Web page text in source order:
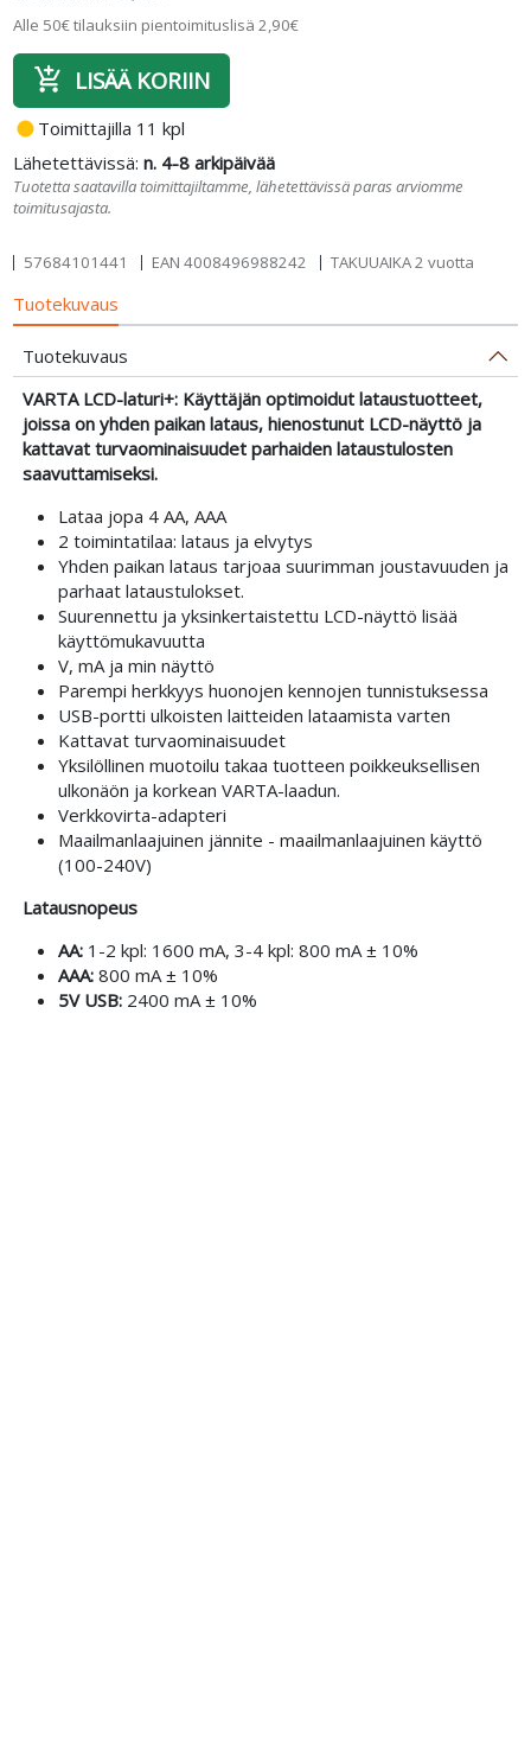
Alle 50€ tilauksiin pientoimituslisä 2,90€
add_shopping_cart LISÄÄ KORIIN
fiber_manual_record Toimittajilla 11 kpl
Lähetettävissä:n. 4-8 arkipäivää
Tuotetta saatavilla toimittajiltamme, lähetettävissä paras arviomme
toimitusajasta.
57684101441 EAN 4008496988242 TAKUUAIKA 2 vuotta
Tuotekuvaus
Tuotekuvaus
VARTA LCD-laturi+: Käyttäjän optimoidut lataustuotteet,
joissa on yhden paikan lataus, hienostunut LCD-näyttö ja
kattavat turvaominaisuudet parhaiden lataustulosten
saavuttamiseksi.
Lataa jopa 4 AA, AAA
2 toimintatilaa: lataus ja elvytys
Yhden paikan lataus tarjoaa suurimman joustavuuden ja
parhaat lataustulokset.
Suurennettu ja yksinkertaistettu LCD-näyttö lisää
käyttömukavuutta
V, mA ja min näyttö
Parempi herkkyys huonojen kennojen tunnistuksessa
USB-portti ulkoisten laitteiden lataamista varten
Kattavat turvaominaisuudet
Yksilöllinen muotoilu takaa tuotteen poikkeuksellisen
ulkonäön ja korkean VARTA-laadun.
Verkkovirta-adapteri
Maailmanlaajuinen jännite - maailmanlaajuinen käyttö
(100-240V)
Latausnopeus
AA: 1-2 kpl: 1600 mA, 3-4 kpl: 800 mA ± 10%
AAA:800 mA ± 10%
5V USB: 2400 mA ± 10%